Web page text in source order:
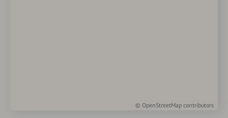
© OpenStreetMap contributors